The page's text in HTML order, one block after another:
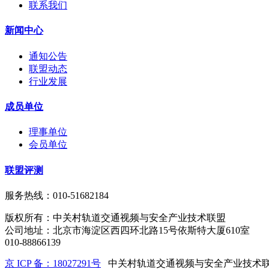
联系我们
新闻中心
通知公告
联盟动态
行业发展
成员单位
理事单位
会员单位
联盟评测
服务热线：010-51682184
版权所有：中关村轨道交通视频与安全产业技术联盟
公司地址：北京市海淀区西四环北路15号依斯特大厦610室
010-88866139
京 ICP 备：18027291号 中关村轨道交通视频与安全产业技术